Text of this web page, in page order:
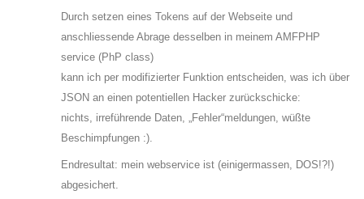
Durch setzen eines Tokens auf der Webseite und
anschliessende Abrage desselben in meinem AMFPHP
service (PhP class)
kann ich per modifizierter Funktion entscheiden, was ich über
JSON an einen potentiellen Hacker zurückschicke:
nichts, irreführende Daten, „Fehler“meldungen, wüßte
Beschimpfungen :).
Endresultat: mein webservice ist (einigermassen, DOS!?!)
abgesichert.